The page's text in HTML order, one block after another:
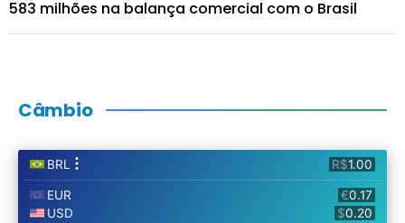
583 milhões na balança comercial com o Brasil
Câmbio